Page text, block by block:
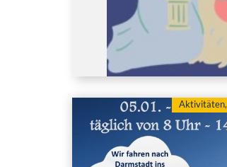
Aktivitäten,